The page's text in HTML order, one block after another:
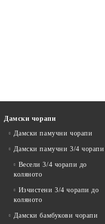
Дамски чорапи
Дамски памучни чорапи
Дамски памучни 3/4 чорапи
Весели 3/4 чорапи до
коляното
Изчистени 3/4 чорапи до
коляното
Дамски бамбукови чорапи